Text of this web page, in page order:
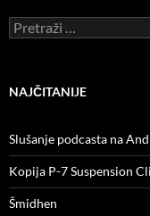
Pretraži:
NAJČITANIJE
Slušanje podcasta na
Kopija P-7 Suspension
Šmidhen